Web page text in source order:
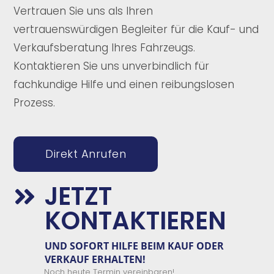
Vertrauen Sie uns als Ihren
vertrauenswürdigen Begleiter für die Kauf- und
Verkaufsberatung Ihres Fahrzeugs.
Kontaktieren Sie uns unverbindlich für
fachkundige Hilfe und einen reibungslosen
Prozess.
Direkt Anrufen
 JETZT
KONTAKTIEREN
UND SOFORT HILFE BEIM KAUF ODER
VERKAUF ERHALTEN!
Noch heute Termin vereinbaren!